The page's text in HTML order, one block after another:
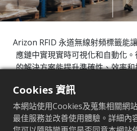
Arizon RFID 永道無線射頻標籤能
應鏈中實現實時可視化和自動化
的解決方案能提升準確性、效率
96%
Cookies 資訊
本網站使用Cookies及蒐集相關網
最佳服務並改善使用體驗。詳細內